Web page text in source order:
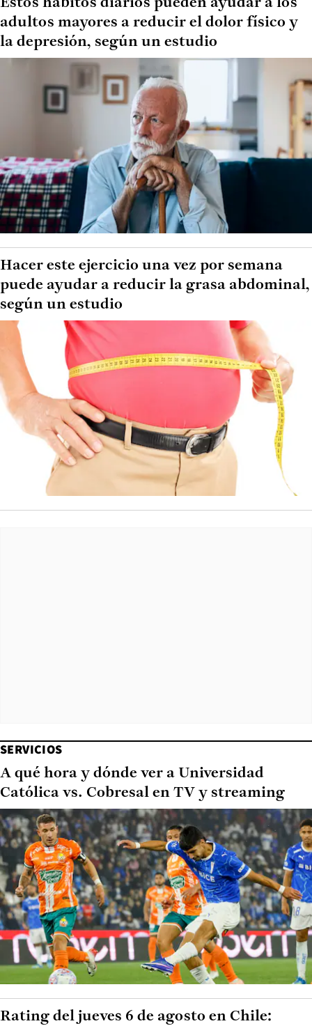
Estos hábitos diarios pueden ayudar a los
adultos mayores a reducir el dolor físico y
la depresión, según un estudio
Hacer este ejercicio una vez por semana
puede ayudar a reducir la grasa abdominal,
según un estudio
SERVICIOS
A qué hora y dónde ver a Universidad
Católica vs. Cobresal en TV y streaming
Rating del jueves 6 de agosto en Chile: